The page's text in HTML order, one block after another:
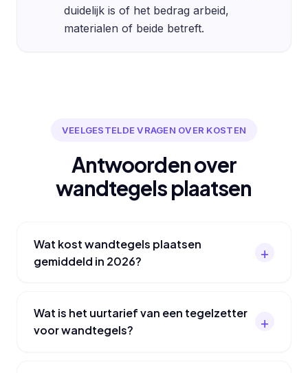
duidelijk is of het bedrag arbeid,
materialen of beide betreft.
VEELGESTELDE VRAGEN OVER KOSTEN
Antwoorden over
wandtegels plaatsen
Wat kost wandtegels plaatsen
gemiddeld in 2026?
Wat is het uurtarief van een tegelzetter
voor wandtegels?